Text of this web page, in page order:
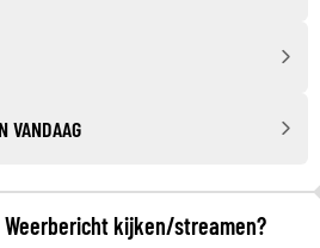
VANDAAG
kijken/streamen?